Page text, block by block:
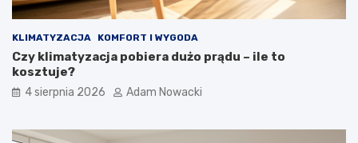
KLIMATYZACJA KOMFORT I WYGODA
Czy klimatyzacja pobiera dużo prądu – ile to
kosztuje?
4 sierpnia 2026 Adam Nowacki